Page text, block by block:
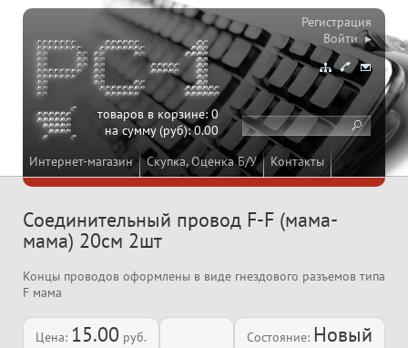
Интернет-магазин Скупка, Оценка Б/У Контакты
товаров в корзине:0
на сумму (руб):0.00
Регистрация
Войти ▸
Соединительный провод F-F (мама-
мама) 20см 2шт
Концы проводов оформлены в виде гнездового разъемов типа
F мама
Цена: 15.00 руб. Состояние: Новый